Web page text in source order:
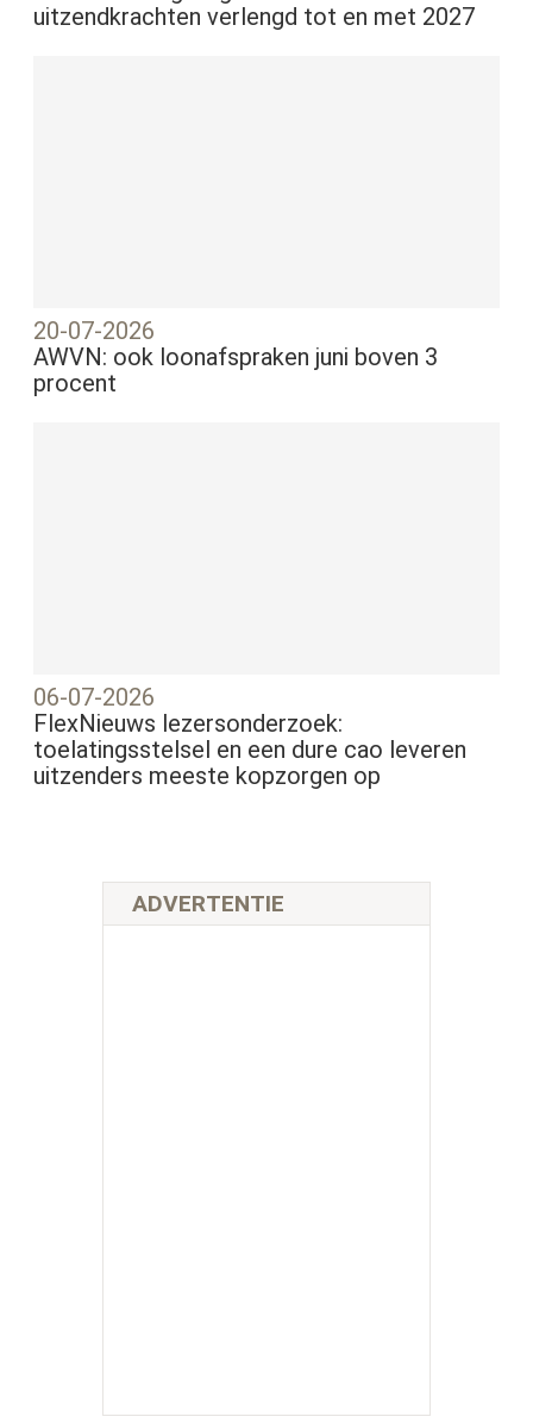
uitzendkrachten verlengd tot en met 2027
20-07-2026
AWVN: ook loonafspraken juni boven 3
procent
06-07-2026
FlexNieuws lezersonderzoek:
toelatingsstelsel en een dure cao leveren
uitzenders meeste kopzorgen op
ADVERTENTIE